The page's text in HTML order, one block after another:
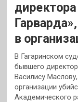
директора
в
В Гагаринском
бывшего
Василису
организации
Академического